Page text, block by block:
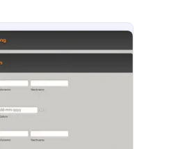
Vorschau: